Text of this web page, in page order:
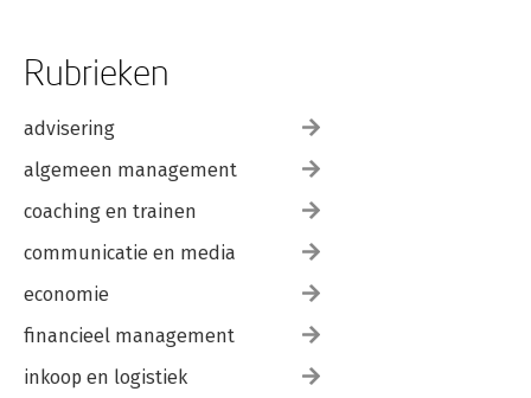
Rubrieken
advisering
algemeen management
coaching en trainen
communicatie en media
economie
financieel management
inkoop en logistiek